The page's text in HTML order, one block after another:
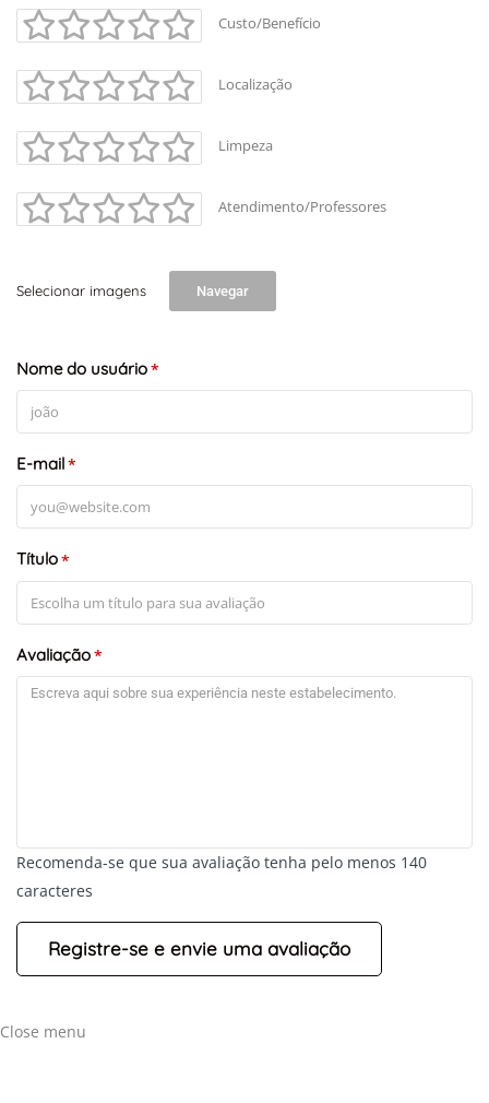
+-
Leaflet
Custo/Benefício
Localização
Limpeza
Atendimento/Professores
Selecionar imagens Navegar
Nome do usuário*
E-mail*
Título*
Avaliação*
Recomenda-se que sua avaliação tenha pelo menos 140
caracteres
Close menu